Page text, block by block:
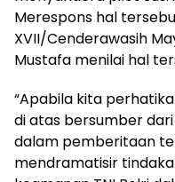
Merespons hal
XVII/Cenderawasih
Mustafa menilai hal
“Apabila kita
di atas bersumber dari
dalam pemberitaan
mendramatisir